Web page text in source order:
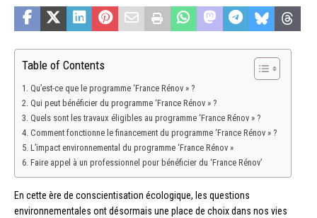
Table of Contents
Qu’est-ce que le programme ‘France Rénov » ?
Qui peut bénéficier du programme ‘France Rénov » ?
Quels sont les travaux éligibles au programme ‘France Rénov » ?
Comment fonctionne le financement du programme ‘France Rénov » ?
L’impact environnemental du programme ‘France Rénov »
Faire appel à un professionnel pour bénéficier du ‘France Rénov’
En cette ère de conscientisation écologique, les questions
environnementales ont désormais une place de choix dans nos vies